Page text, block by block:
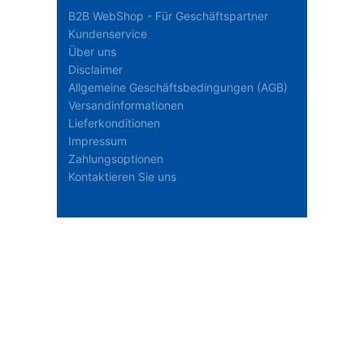
B2B WebShop - Für Geschäftspartner
Kundenservice
Über uns
Disclaimer
Allgemeine Geschäftsbedingungen (AGB)
Versandinformationen
Lieferkonditionen
Impressum
Zahlungsoptionen
Kontaktieren Sie uns